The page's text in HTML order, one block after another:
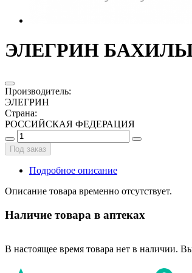
ЭЛЕГРИН БАХИЛЫ
Производитель:
ЭЛЕГРИН
Страна:
РОССИЙСКАЯ ФЕДЕРАЦИЯ
Под заказ
Подробное описание
Описание товара временно отсутствует.
Наличие товара в аптеках
В настоящее время товара нет в наличии.